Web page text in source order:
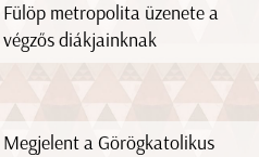
Fülöp metropolita üzenete a
végzős diákjainknak
Megjelent a Görögkatolikus